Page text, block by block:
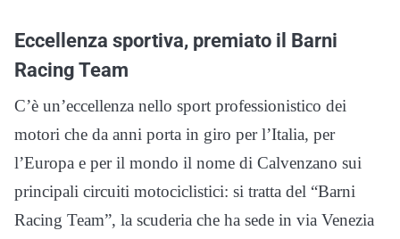
Eccellenza sportiva, premiato il Barni
Racing Team
C’è un’eccellenza nello sport professionistico dei
motori che da anni porta in giro per l’Italia, per
l’Europa e per il mondo il nome di Calvenzano sui
principali circuiti motociclistici: si tratta del “Barni
Racing Team”, la scuderia che ha sede in via Venezia